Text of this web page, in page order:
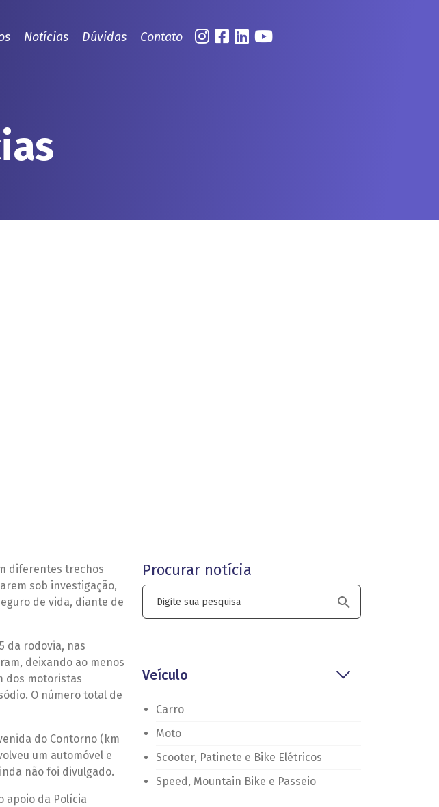
Notícias Dúvidas Contato
diferentes trechos
sob investigação,
de vida, diante de
da rodovia, nas
deixando ao menos
dos motoristas
O número total de
do Contorno (km
um automóvel e
não foi divulgado.
apoio da Polícia
Procurar notícia
Veículo
Carro
Moto
Scooter, Patinete e Bike Elétricos
Speed, Mountain Bike e Passeio